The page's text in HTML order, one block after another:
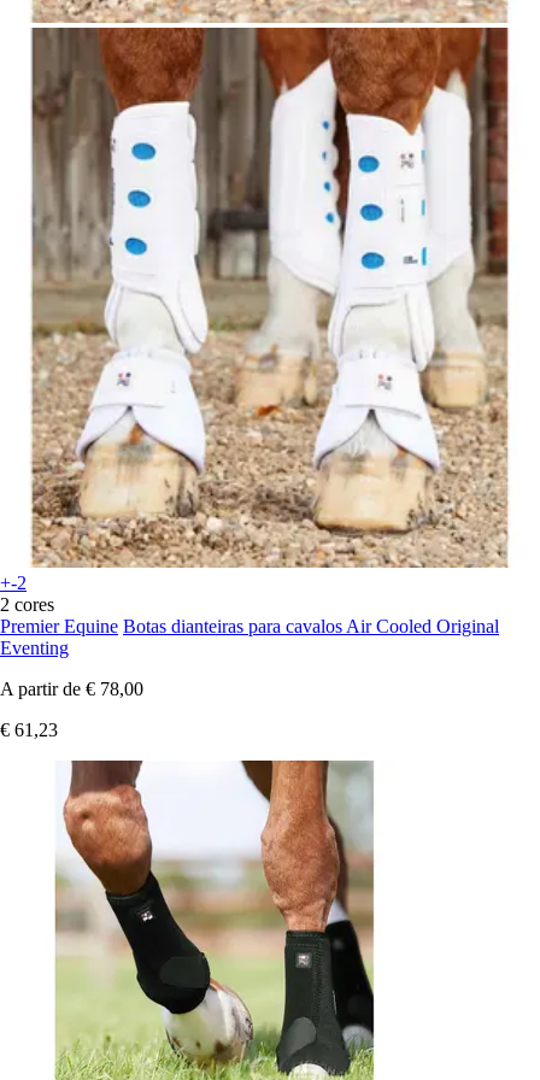
+-2
2 cores
Premier Equine Botas dianteiras para cavalos Air Cooled Original
Eventing
A partir de € 78,00
€ 61,23